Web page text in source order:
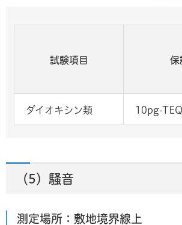
試験項目
保
ダイオキシン類 10pg-
（5）騒音
測定場所：敷地境界線上